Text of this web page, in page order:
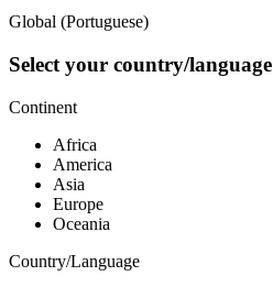
Global (Portuguese)
Select your country/language
Continent
Africa
America
Asia
Europe
Oceania
Country/Language